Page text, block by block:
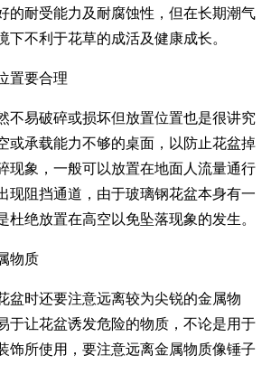
的耐受能力及耐腐蚀性，但在长期潮气
下不利于花草的成活及健康成长。
要合理
易破碎或损坏但放置位置也是很讲究
或承载能力不够的桌面，以防止花盆掉
现象，一般可以放置在地面人流量通行
现阻挡通道，由于玻璃钢花盆本身有一
杜绝放置在高空以免坠落现象的发生。
物质
时还要注意远离较为尖锐的金属物
于让花盆诱发危险的物质，不论是用于
饰所使用，要注意远离金属物质像锤子